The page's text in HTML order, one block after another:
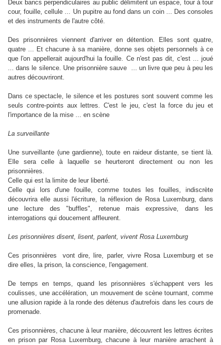
Deux bancs perpendiculaires au public délimitent un espace, tour à tour
cour, fouille, cellule ... Un pupitre au fond dans un coin ... Des consoles
et des instruments de l'autre côté.
Des prisonnières viennent d'arriver en détention. Elles sont quatre,
quatre ... Et chacune à sa manière, donne ses objets personnels à ce
que l'on appellerait aujourd'hui la fouille. Ce n'est pas dit, c'est ... joué
... dans le silence. Une prisonnière sauve ... un livre que peu à peu les
autres découvriront.
Dans ce spectacle, le silence et les postures sont souvent comme les
seuls contre-points aux lettres. C'est le jeu, c'est la force du jeu et
l'importance de la mise ... en scène
La surveillante
Une surveillante (une gardienne), toute en raideur distante, se tient là.
Elle sera celle à laquelle se heurteront directement ou non les
prisonnières.
Celle qui est la limite de leur liberté.
Celle qui lors d'une fouille, comme toutes les fouilles, indiscrète
découvrira elle aussi l'écriture, la réflexion de Rosa Luxemburg, dans
une lecture des "buffles", retenue mais expressive, dans les
interrogations qui doucement affleurent.
Les prisonnières disent, lisent, parlent, vivent Rosa Luxemburg
Ces prisonnières vont dire, lire, parler, vivreRosa Luxemburg et se
dire elles, la prison, la conscience, l'engagement.
De temps en temps,
quand les prisonnières s'échappent vers les
coulisses, une accélération, un mouvement de scène tournant, comme
une allusion rapide à la ronde des détenus d'autrefois dans les cours de
promenade.
Ces prisonnières, chacune à leur manière, découvrent les lettres écrites
en prison par Rosa Luxemburg, chacune à leur manière arrachent à